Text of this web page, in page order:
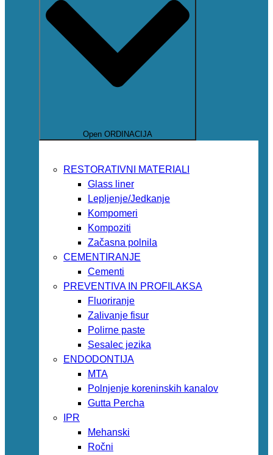
Open ORDINACIJA
RESTORATIVNI MATERIALI
Glass liner
Lepljenje/Jedkanje
Kompomeri
Kompoziti
Začasna polnila
CEMENTIRANJE
Cementi
PREVENTIVA IN PROFILAKSA
Fluoriranje
Zalivanje fisur
Polirne paste
Sesalec jezika
ENDODONTIJA
MTA
Polnjenje koreninskih kanalov
Gutta Percha
IPR
Mehanski
Ročni